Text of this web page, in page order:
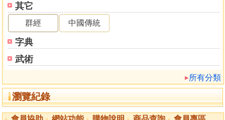
其它
群經 中國傳統
字典
武術
所有分類
瀏覽紀錄